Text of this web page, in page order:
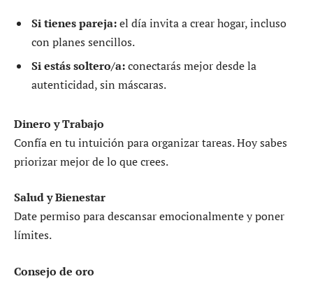
Si tienes pareja:el día invita a crear hogar, incluso
con planes sencillos.
Si estás soltero/a:conectarás mejor desde la
autenticidad, sin máscaras.
Dinero y Trabajo
Confía en tu intuición para organizar tareas. Hoy sabes
priorizar mejor de lo que crees.
Salud y Bienestar
Date permiso para descansar emocionalmente y poner
límites.
Consejo de oro